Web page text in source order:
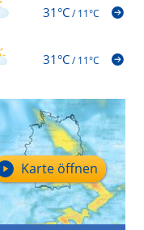
31°C/11°C
31°C/11°C
Karte öffnen